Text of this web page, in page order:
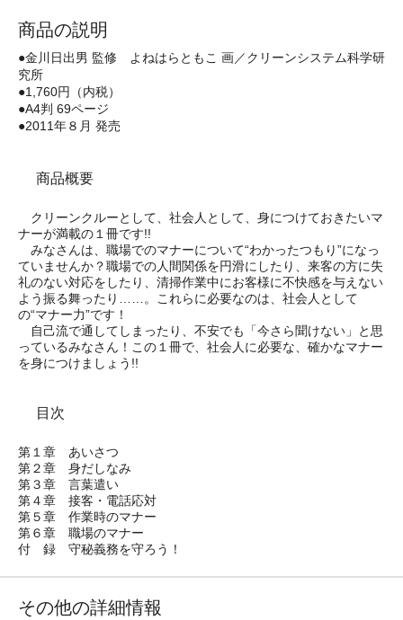
商品の説明
●金川日出男 監修 よねはらともこ 画／クリーンシステム科学研
究所
●1,760円（内税）
●A4判 69ページ
●2011年８月 発売
商品概要
クリーンクルーとして、社会人として、身につけておきたいマ
ナーが満載の１冊です!!
みなさんは、職場でのマナーについて“わかったつもり”になっ
ていませんか？職場での人間関係を円滑にしたり、来客の方に失
礼のない対応をしたり、清掃作業中にお客様に不快感を与えない
よう振る舞ったり……。これらに必要なのは、社会人として
の“マナー力”です！
自己流で通してしまったり、不安でも「今さら聞けない」と思
っているみなさん！この１冊で、社会人に必要な、確かなマナー
を身につけましょう!!
目次
第１章 あいさつ
第２章 身だしなみ
第３章 言葉遣い
第４章 接客・電話応対
第５章 作業時のマナー
第６章 職場のマナー
付 録 守秘義務を守ろう！
その他の詳細情報